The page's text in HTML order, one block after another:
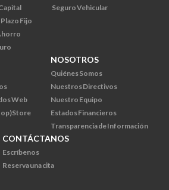
Fijo
Seguro Vehicular
Web
NOSOTROS
Quiénes Somos
Nuestros Directivos
Nuestro Equipo
Estados Financieros
Transparencia de Información
CONTÁCTANOS
Escríbenos
Reserva una cita